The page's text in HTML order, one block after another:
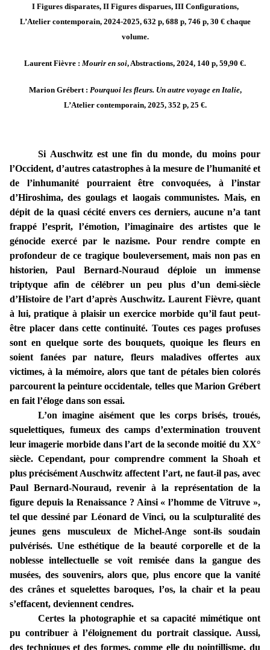
I Figures disparates, II Figures disparues, III Configurations,
L’Atelier contemporain, 2024-2025, 632 p, 688 p, 746 p, 30 € chaque
volume.
Laurent Fièvre : Mourir en soi, Abstractions, 2024, 140 p, 59,90 €.
Marion Grébert : Pourquoi les fleurs. Un autre voyage en Italie,
L’Atelier contemporain, 2025, 352 p, 25 €.
Si Auschwitz est une fin du monde, du moins pour
l’Occident, d’autres catastrophes à la mesure de l’humanité et
de l’inhumanité pourraient être convoquées, à l’instar
d’Hiroshima, des goulags et laogais communistes. Mais, en
dépit de la quasi cécité envers ces derniers, aucune n’a tant
frappé l’esprit, l’émotion, l’imaginaire des artistes que le
génocide exercé par le nazisme. Pour rendre compte en
profondeur de ce tragique bouleversement, mais non pas en
historien, Paul Bernard-Nouraud déploie un immense
triptyque afin de célébrer un peu plus d’un demi-siècle
d’Histoire de l’art d’après Auschwitz. Laurent Fièvre, quant
à lui, pratique à plaisir un exercice morbide qu’il faut peut-
être placer dans cette continuité. Toutes ces pages profuses
sont en quelque sorte des bouquets, quoique les fleurs en
soient fanées par nature, fleurs maladives offertes aux
victimes, à la mémoire, alors que tant de pétales bien colorés
parcourent la peinture occidentale, telles que Marion Grébert
en fait l’éloge dans son essai.
L’on imagine aisément que les corps brisés, troués,
squelettiques, fumeux des camps d’extermination trouvent
leur imagerie morbide dans l’art de la seconde moitié du XX°
siècle. Cependant, pour comprendre comment la Shoah et
plus précisément Auschwitz affectent l’art, ne faut-il pas, avec
Paul Bernard-Nouraud, revenir à la représentation de la
figure depuis la Renaissance ? Ainsi « l’homme de Vitruve »,
tel que dessiné par Léonard de Vinci, ou la sculpturalité des
jeunes gens musculeux de Michel-Ange sont-ils soudain
pulvérisés. Une esthétique de la beauté corporelle et de la
noblesse intellectuelle se voit remisée dans la gangue des
musées, des souvenirs, alors que, plus encore que la vanité
des crânes et squelettes baroques, l’os, la chair et la peau
s’effacent, deviennent cendres.
Certes la photographie et sa capacité mimétique ont
pu contribuer à l’éloignement du portrait classique. Aussi,
des techniques et des formes, comme elle du pointillisme, du